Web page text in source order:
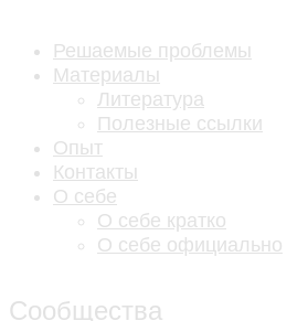
Решаемые проблемы
Материалы
Литература
Полезные ссылки
Опыт
Контакты
О себе
О себе кратко
О себе официально
Сообщества